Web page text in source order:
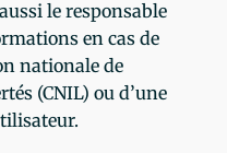
le responsable
en cas de
nationale de
(CNIL) ou d’une